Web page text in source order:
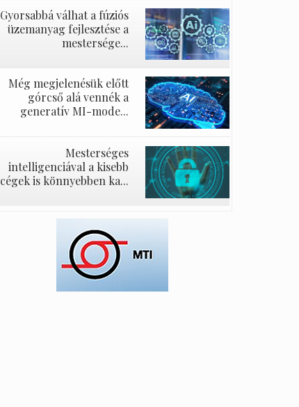
Gyorsabbá válhat a fúziós
üzemanyag fejlesztése a
mestersége...
Még megjelenésük előtt
górcső alá vennék a
generatív MI-mode...
Mesterséges
intelligenciával a kisebb
cégek is könnyebben ka...